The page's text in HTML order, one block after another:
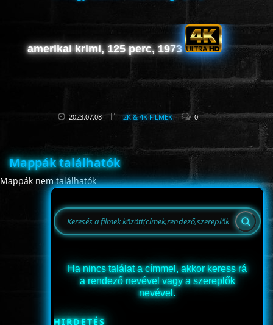
www.onlinefilmvilag2.eu,Copyright © 2017-2026 Az oldal nem tárol
semmilyen jogsértő tartalmat. Minden adat külső forrásból származik |
Frissítve: 2026.07.27|Fel ↑
amerikai krimi, 125 perc, 1973
2023.07.08 2K & 4K FILMEK 0
Mappák találhatók
Mappák nem találhatók
Ha nincs találat a címmel, akkor keress rá
a rendező nevével vagy a szereplők
nevével.
HIRDETÉS